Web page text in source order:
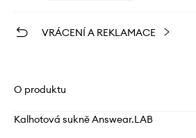
VRÁCENÍ A REKLAMACE
O produktu
Kalhotová sukně Answear.LAB